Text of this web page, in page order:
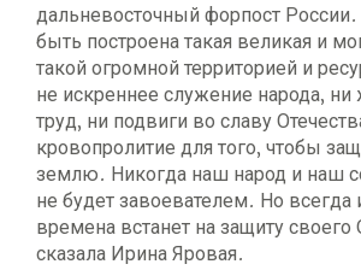
дальневосточный форпост
быть построена такая великая и
такой огромной территорией и
не искреннее служение народа,
труд, ни подвиги во славу
кровопролитие для того, чтобы
землю. Никогда наш народ и наш
не будет завоевателем. Но всегда
времена встанет на защиту
сказала Ирина Яровая.